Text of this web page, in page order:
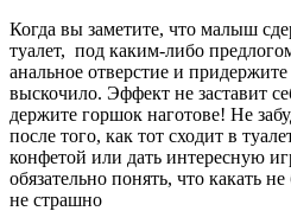
Когда вы заметите, что малыш
туалет, под каким-либо
анальное отверстие и
выскочило. Эффект не заставит
держите горшок наготове! Не
после того, как тот сходит в
конфетой или дать интересную
обязательно понять, что какать
не страшно